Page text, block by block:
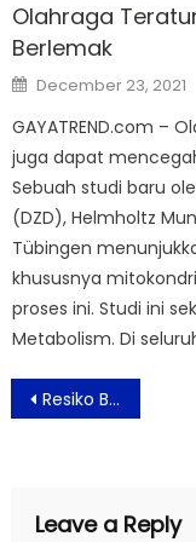
Olahraga
Berlemak
Posted
on
December 23, 2021
GAYATREND.com –
juga dapat
Sebuah studi baru
(DZD), Helmholtz
Tübingen
khususnya
proses ini. Studi ini
Metabolism. Di
Post
navigation
Resiko Bagi Wanita yang Gemar Diet Ekstrem
Leave a Reply